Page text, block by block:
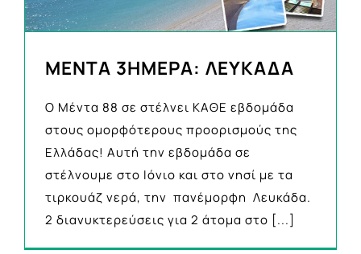
ΜΕΝΤΑ 3ΗΜΕΡΑ: ΛΕΥΚΑΔΑ
Ο Μέντα 88 σε στέλνει ΚΑΘΕ εβδομάδα
στους ομορφότερους προορισμούς της
Ελλάδας! Αυτή την εβδομάδα σε
στέλνουμε στο Ιόνιο και στο νησί με τα
τιρκουάζ νερά, την πανέμορφη Λευκάδα.
2 διανυκτερεύσεις για 2 άτομα στο [...]